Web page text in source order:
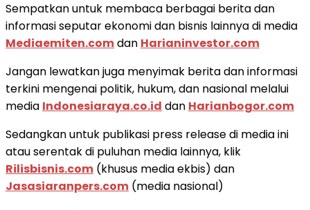
Sempatkan untuk membaca berbagai berita dan
informasi seputar ekonomi dan bisnis lainnya di media
Mediaemiten.comdan Harianinvestor.com
Jangan lewatkan juga menyimak berita dan informasi
terkini mengenai politik, hukum, dan nasional melalui
media Indonesiaraya.co.id dan Harianbogor.com
Sedangkan untuk publikasi press release di media ini
atau serentak di puluhan media lainnya, klik
Rilisbisnis.com (khusus media ekbis) dan
Jasasiaranpers.com (media nasional)